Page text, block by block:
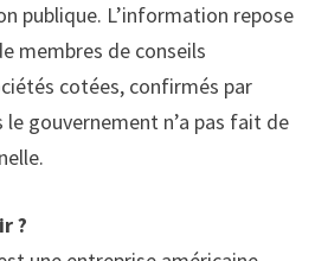
publique. L’information repose
membres de conseils
cotées, confirmés par
le gouvernement n’a pas fait de
?